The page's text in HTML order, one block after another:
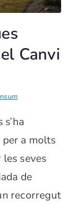
Canvi
a molts
seves
de
recorregut